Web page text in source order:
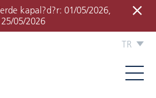
kapal?d?r: 01/05/2026,
05/2026
TR